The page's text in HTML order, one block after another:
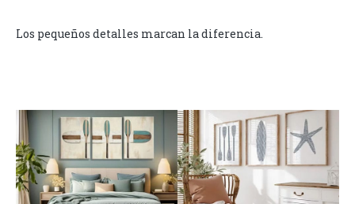
Los pequeños detalles marcan la diferencia.